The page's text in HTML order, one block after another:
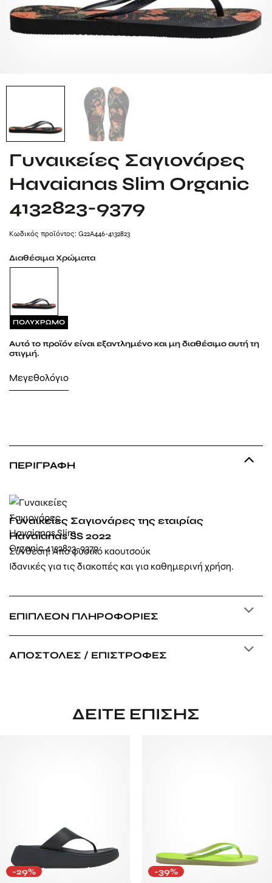
Γυναικείες Σαγιονάρες
Havaianas Slim Organic
4132823-9379
Kωδικός προϊόντος: G22A446-4132823
Διαθέσιμα Χρώματα
ΠΟΛΥΧΡΩΜΟ
Αυτό το προϊόν είναι εξαντλημένο και μη διαθέσιμο αυτή τη
στιγμή.
Μεγεθολόγιο
ΠΕΡΙΓΡΑΦΉ
Γυναικείες Σαγιονάρες της εταιρίας
Havaianas SS 2022
Σύνθεση: Απο φυσικό καουτσούκ
Ιδανικές για τις διακοπές και για καθημερινή χρήση.
ΕΠΙΠΛΈΟΝ ΠΛΗΡΟΦΟΡΊΕΣ
ΑΠΟΣΤΟΛΈΣ / ΕΠΙΣΤΡΟΦΈΣ
ΔΕΊΤΕ ΕΠΊΣΗΣ
-29% -39%